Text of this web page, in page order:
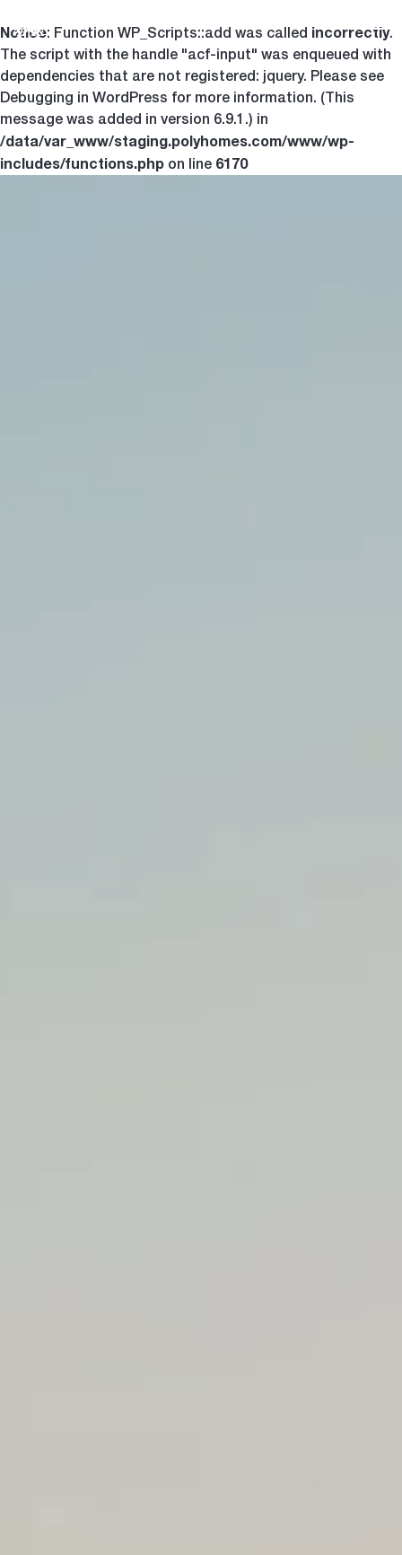
Notice: Function WP_Scripts::add was called incorrectly.
The script with the handle "acf-input" was enqueued with
dependencies that are not registered: jquery. Please see
Debugging in WordPress for more information. (This
message was added in version 6.9.1.) in
/data/var_www/staging.polyhomes.com/www/wp-
includes/functions.php on line 6170